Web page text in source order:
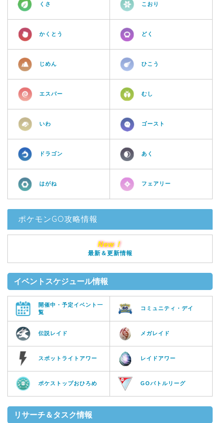
くさ こおり
かくとう どく
じめん ひこう
エスパー むし
いわ ゴースト
ドラゴン あく
はがね フェアリー
ポケモンGO攻略情報
New！
最新＆更新情報
イベントスケジュール情報
開催中・予定イベント一
覧
コミュニティ・デイ
伝説レイド メガレイド
スポットライトアワー レイドアワー
ポケストップおひろめ GOバトルリーグ
リサーチ＆タスク情報